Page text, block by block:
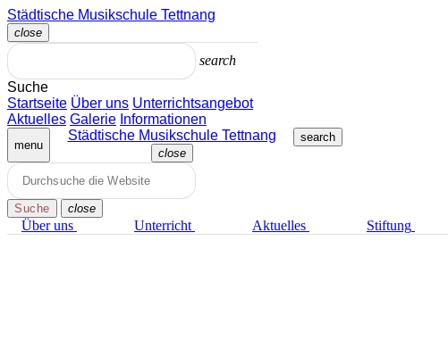
Zum
Inhalt
springen
Städtische Musikschule Tettnang
close
Menü
search
Suche
Startseite Über uns Unterrichts­angebot
Aktuelles Galerie Informationen
menu
Städtische Musikschule Tettnang
close
Menü
search
Suche close
Über uns Unterricht Aktuelles Stiftung